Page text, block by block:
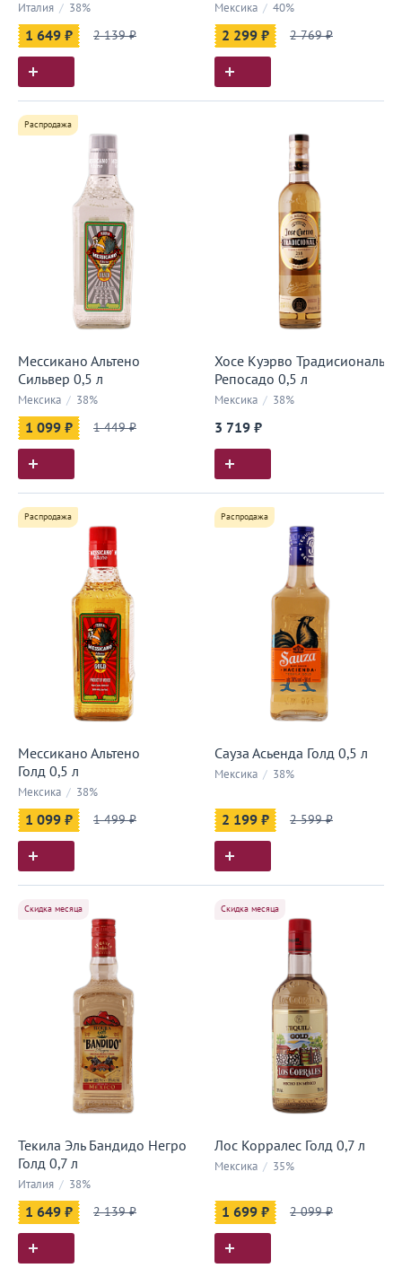
Италия / 38%
1 649 ₽ 2 139 ₽
Мексика / 40%
2 299 ₽ 2 769 ₽
Распродажа
Мессикано Альтено
Сильвер 0,5 л
Мексика / 38%
1 099 ₽ 1 449 ₽
Хосе Куэрво Традисиональ
Репосадо 0,5 л
Мексика / 38%
3 719 ₽
Распродажа
Мессикано Альтено
Голд 0,5 л
Мексика / 38%
1 099 ₽ 1 499 ₽
Распродажа
Сауза Асьенда Голд 0,5 л
Мексика / 38%
2 199 ₽ 2 599 ₽
Скидка месяца
Текила Эль Бандидо Негро
Голд 0,7 л
Италия / 38%
1 649 ₽ 2 139 ₽
Скидка месяца
Лос Корралес Голд 0,7 л
Мексика / 35%
1 699 ₽ 2 099 ₽